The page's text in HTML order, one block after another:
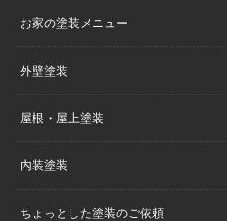
お家の塗装メニュー
外壁塗装
屋根・屋上塗装
内装塗装
ちょっとした塗装のご依頼